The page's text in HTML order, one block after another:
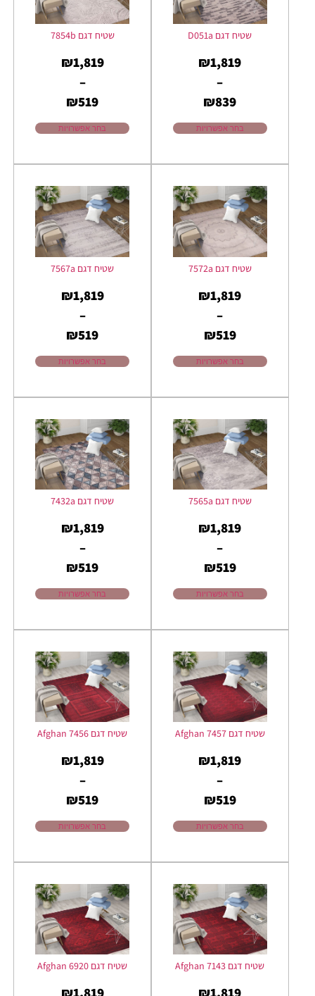
שטיח דגם D051a
₪839
–
₪1,819
בחר אפשרויות
שטיח דגם 7854b
₪519
–
₪1,819
בחר אפשרויות
שטיח דגם 7572a
₪519
–
₪1,819
בחר אפשרויות
שטיח דגם 7567a
₪519
–
₪1,819
בחר אפשרויות
שטיח דגם 7565a
₪519
–
₪1,819
בחר אפשרויות
שטיח דגם 7432a
₪519
–
₪1,819
בחר אפשרויות
שטיח דגם Afghan 7457
₪519
–
₪1,819
בחר אפשרויות
שטיח דגם Afghan 7456
₪519
–
₪1,819
בחר אפשרויות
שטיח דגם Afghan 7143
₪1,819
שטיח דגם Afghan 6920
₪1,819